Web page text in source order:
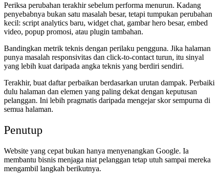
Periksa perubahan terakhir sebelum performa menurun. Kadang
penyebabnya bukan satu masalah besar, tetapi tumpukan perubahan
kecil: script analytics baru, widget chat, gambar hero besar, embed
video, popup promosi, atau plugin tambahan.
Bandingkan metrik teknis dengan perilaku pengguna. Jika halaman
punya masalah responsivitas dan click-to-contact turun, itu sinyal
yang lebih kuat daripada angka teknis yang berdiri sendiri.
Terakhir, buat daftar perbaikan berdasarkan urutan dampak. Perbaiki
dulu halaman dan elemen yang paling dekat dengan keputusan
pelanggan. Ini lebih pragmatis daripada mengejar skor sempurna di
semua halaman.
Penutup
Website yang cepat bukan hanya menyenangkan Google. Ia
membantu bisnis menjaga niat pelanggan tetap utuh sampai mereka
mengambil langkah berikutnya.